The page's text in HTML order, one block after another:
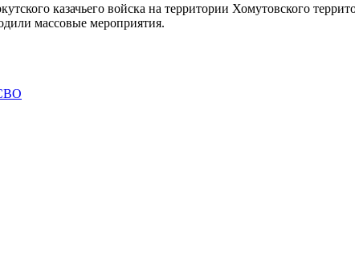
казачьего войска на территории Хомутовского
массовые мероприятия.